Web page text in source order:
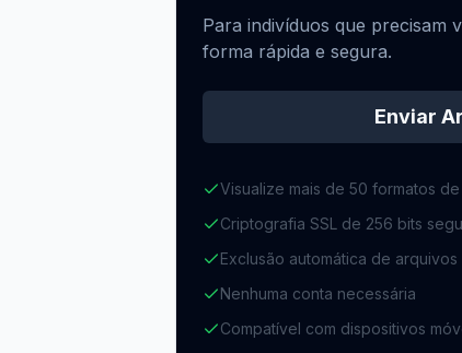
Para indivíduos que precisam
forma rápida e segura.
Enviar
Visualize mais de 50 formatos
Criptografia SSL de 256 bits
Exclusão automática de arquivos
Nenhuma conta necessária
Compatível com dispositivos